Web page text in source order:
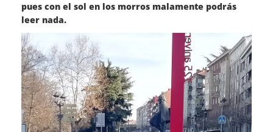
pues con el sol en los morros malamente podrás
leer nada.